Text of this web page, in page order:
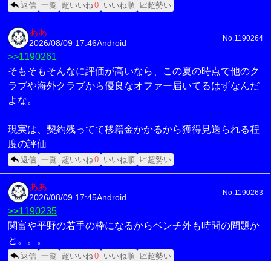
返信 一覧 超いいね0 いいね順 📈超勢い
ああ
2026/08/09 17:46Android
No.1190264
>>1190261
そもそもそんなに評価が高いなら、この夏の時点で他のク
ラブや海外クラブから優良なオファー届いてるはずなんだ
よな。
現実は、契約残ってて移籍金かかるから獲得見送られる程
度の評価
返信 一覧 超いいね0 いいね順 📈超勢い
ああ
2026/08/09 17:45Android
No.1190263
>>1190235
関富や平野の若手の枠になるからベンチ外も時間の問題か
と。。。
返信 一覧 超いいね0 いいね順 📈超勢い